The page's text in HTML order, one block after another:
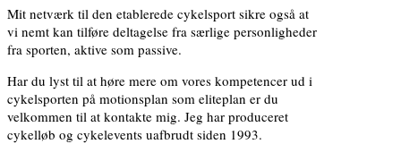
Mit netværk til den etablerede cykelsport sikre også at
vi nemt kan tilføre deltagelse fra særlige personligheder
fra sporten, aktive som passive.
Har du lyst til at høre mere om vores kompetencer ud i
cykelsporten på motionsplan som eliteplan er du
velkommen til at kontakte mig. Jeg har produceret
cykelløb og cykelevents uafbrudt siden 1993.